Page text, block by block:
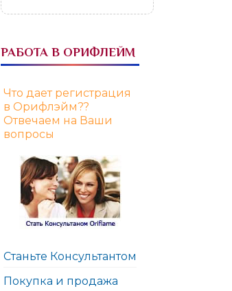
РАБОТА В ОРИФЛЕЙМ
Что дает регистрация
в Орифлэйм??
Отвечаем на Ваши
вопросы
Станьте Консультантом
Покупка и продажа